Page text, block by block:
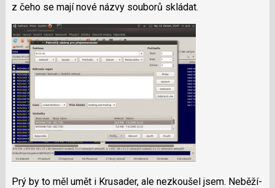
z čeho se mají nové názvy souborů skládat.
Prý by to měl umět i Krusader, ale nezkoušel jsem. Neběží-